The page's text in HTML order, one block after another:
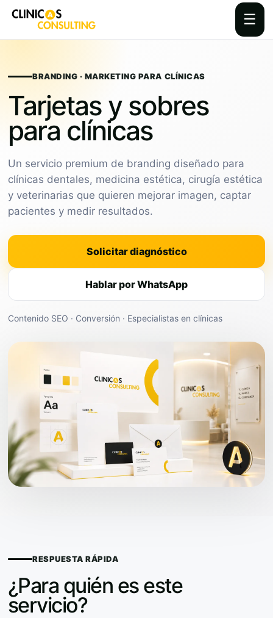
☰
contentBRANDING · MARKETING PARA CLÍNICAS
Tarjetas y sobres
para clínicas
Un servicio premium de branding diseñado para
clínicas dentales, medicina estética, cirugía estética
y veterinarias que quieren mejorar imagen, captar
pacientes y medir resultados.
Solicitar diagnóstico
Hablar por WhatsApp
Contenido SEO · Conversión · Especialistas en clínicas
RESPUESTA RÁPIDA
¿Para quién es este
servicio?